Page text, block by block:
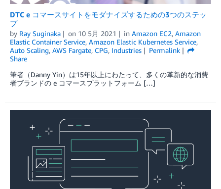
DTC e コマースサイトをモダナイズするための3つのステッ
プ
by Ray Suginaka on 10 5月 2021 in Amazon EC2, Amazon
Elastic Container Service, Amazon Elastic Kubernetes Service,
Auto Scaling, AWS Fargate, CPG, Industries
Permalink
Share
筆者（Danny Yin）は15年以上にわたって、多くの革新的な消費
者ブランドの e コマースプラットフォーム […]